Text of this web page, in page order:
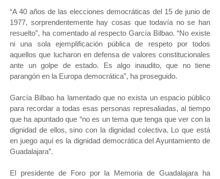
“A 40 años de las elecciones democráticas del 15 de junio de
1977, sorprendentemente hay cosas que todavía no se han
resuelto”, ha comentado al respecto García Bilbao. “No existe
ni una sola ejemplificación pública de respeto por todos
aquellos que lucharon en defensa de valores constitucionales
ante un golpe de estado. Es algo inaudito, que no tiene
parangón en la Europa democrática”, ha proseguido.
García Bilbao ha lamentado que no exista un espacio público
para recordar a todas esas personas represaliadas, al tiempo
que ha apuntado que “no es un tema que tenga que ver con la
dignidad de ellos, sino con la dignidad colectiva. Lo que está
en juego aquí es la dignidad democrática del Ayuntamiento de
Guadalajara”.
El presidente de Foro por la Memoria de Guadalajara ha